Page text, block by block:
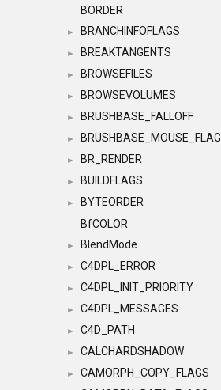
BORDER
► BRANCHINFOFLAGS
► BREAKTANGENTS
► BROWSEFILES
► BROWSEVOLUMES
► BRUSHBASE_FALLOFF
► BRUSHBASE_MOUSE_FLAG
► BR_RENDER
► BUILDFLAGS
►
BYTEORDER
BfCOLOR
► BlendMode
► C4DPL_ERROR
► C4DPL_INIT_PRIORITY
► C4DPL_MESSAGES
► C4D_PATH
► CALCHARDSHADOW
►
CAMORPH_COPY_FLAGS